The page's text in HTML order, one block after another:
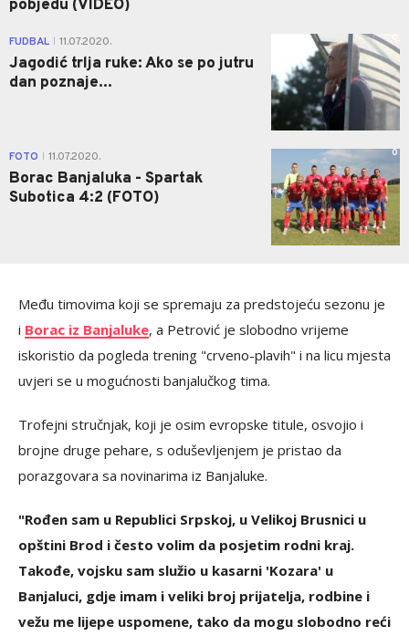
pobjedu (VIDEO)
FUDBAL 11.07.2020.
Jagodić trlja ruke: Ako se po jutru
dan poznaje...
0
FOTO 11.07.2020.
Borac Banjaluka - Spartak
Subotica 4:2 (FOTO)
0
Među timovima koji se spremaju za predstojeću sezonu je
i Borac iz Banjaluke, a Petrović je slobodno vrijeme
iskoristio da pogleda trening "crveno-plavih" i na licu mjesta
uvjeri se u mogućnosti banjalučkog tima.
Trofejni stručnjak, koji je osim evropske titule, osvojio i
brojne druge pehare, s oduševljenjem je pristao da
porazgovara sa novinarima iz Banjaluke.
"Rođen sam u Republici Srpskoj, u Velikoj Brusnici u
opštini Brod i često volim da posjetim rodni kraj.
Takođe, vojsku sam služio u kasarni 'Kozara' u
Banjaluci, gdje imam i veliki broj prijatelja, rodbine i
vežu me lijepe uspomene, tako da mogu slobodno reći